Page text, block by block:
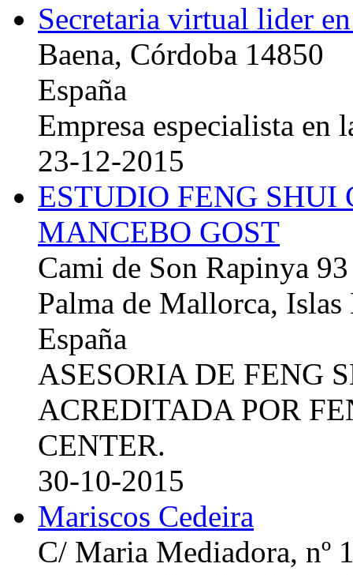
Secretaria virtual lider
Baena, Córdoba 14850
España
Empresa especialista en
23-12-2015
ESTUDIO FENG
MANCEBO GOST
Cami de Son Rapinya 93
Palma de Mallorca, Islas
España
ASESORIA DE FENG
ACREDITADA POR
CENTER.
30-10-2015
Mariscos Cedeira
C/ Maria Mediadora, nº